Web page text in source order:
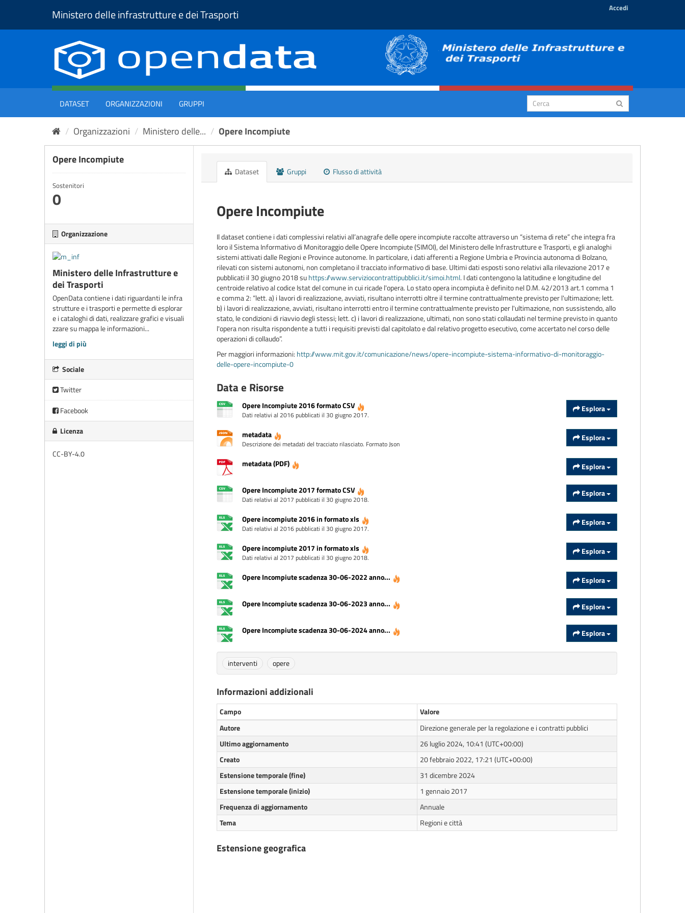
Ministero delle infrastrutture e dei Trasporti Accedi
DATASET ORGANIZZAZIONI GRUPPI
Organizzazioni Ministero delle... Opere Incompiute
Opere Incompiute
Sostenitori
0
Organizzazione
Ministero delle Infrastrutture e
dei Trasporti
OpenData contiene i dati riguardanti le infra
strutture e i trasporti e permette di esplorar
e i cataloghi di dati, realizzare grafici e visuali
zzare su mappa le informazioni...
leggi di più
Sociale
Twitter
Facebook
Licenza
CC-BY-4.0
Dataset Gruppi Flusso di attività
Opere Incompiute
Il dataset contiene i dati complessivi relativi all’anagrafe delle opere incompiute raccolte attraverso un “sistema di rete” che integra fra
loro il Sistema Informativo di Monitoraggio delle Opere Incompiute (SIMOI), del Ministero delle Infrastrutture e Trasporti, e gli analoghi
sistemi attivati dalle Regioni e Province autonome. In particolare, i dati afferenti a Regione Umbria e Provincia autonoma di Bolzano,
rilevati con sistemi autonomi, non completano il tracciato informativo di base. Ultimi dati esposti sono relativi alla rilevazione 2017 e
pubblicati il 30 giugno 2018 suhttps://www.serviziocontrattipubblici.it/simoi.html. I dati contengono la latitudine e longitudine del
centroide relativo al codice Istat del comune in cui ricade l'opera. Lo stato opera incompiuta è definito nel D.M. 42/2013 art.1 comma 1
e comma 2: “lett. a) i lavori di realizzazione, avviati, risultano interrotti oltre il termine contrattualmente previsto per l'ultimazione; lett.
b) i lavori di realizzazione, avviati, risultano interrotti entro il termine contrattualmente previsto per l'ultimazione, non sussistendo, allo
stato, le condizioni di riavvio degli stessi; lett. c) i lavori di realizzazione, ultimati, non sono stati collaudati nel termine previsto in quanto
l'opera non risulta rispondente a tutti i requisiti previsti dal capitolato e dal relativo progetto esecutivo, come accertato nel corso delle
operazioni di collaudo”.
Per maggiori informazioni: http://www.mit.gov.it/comunicazione/news/opere-incompiute-sistema-informativo-di-monitoraggio-
delle-opere-incompiute-0
Data e Risorse
Opere Incompiute 2016 formato CSV
Dati relativi al 2016 pubblicati il 30 giugno 2017.
Esplora
metadata
Descrizione dei metadati del tracciato rilasciato. Formato Json
Esplora
metadata (PDF) Esplora
Opere Incompiute 2017 formato CSV
Dati relativi al 2017 pubblicati il 30 giugno 2018.
Esplora
Opere incompiute 2016 in formato xls
Dati relativi al 2016 pubblicati il 30 giugno 2017.
Esplora
Opere incompiute 2017 in formato xls
Dati relativi al 2017 pubblicati il 30 giugno 2018.
Esplora
Opere Incompiute scadenza 30-06-2022 anno... Esplora
Opere Incompiute scadenza 30-06-2023 anno... Esplora
Opere Incompiute scadenza 30-06-2024 anno... Esplora
interventi opere
Informazioni addizionali
Campo
Valore
Autore
Direzione generale per la regolazione e i contratti pubblici
Ultimo aggiornamento
26 luglio 2024, 10:41 (UTC+00:00)
Creato
20 febbraio 2022, 17:21 (UTC+00:00)
Estensione temporale (fine)
31 dicembre 2024
Estensione temporale (inizio)
1 gennaio 2017
Frequenza di aggiornamento
Annuale
Tema
Regioni e città
Estensione geografica